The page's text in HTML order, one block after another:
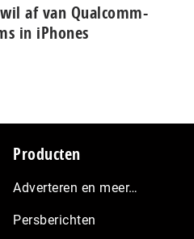
af van Qualcomm-
in iPhones
Producten
Adverteren en meer…
Persberichten